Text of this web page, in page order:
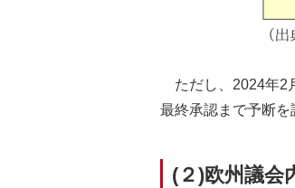
ただし、2024年2
最終承認まで予断を
(２)欧州議会